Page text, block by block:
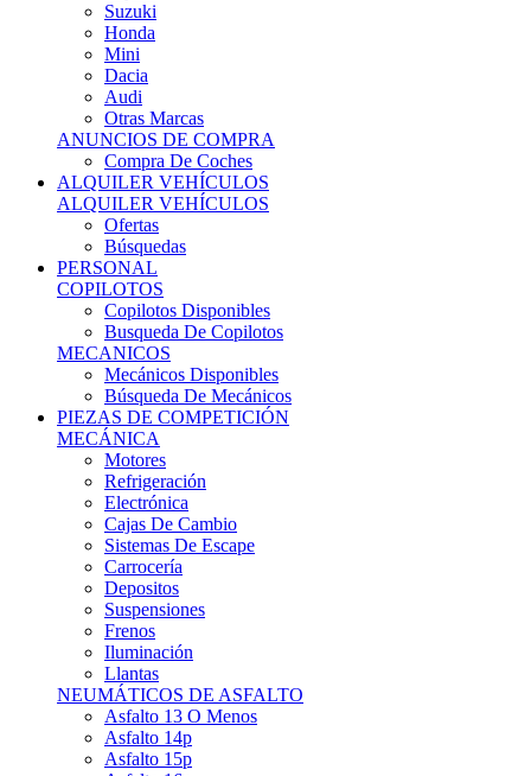
Mini
Dacia
Audi
Otras Marcas
ANUNCIOS DE COMPRA
Compra De Coches
ALQUILER VEHÍCULOS
ALQUILER VEHÍCULOS
Ofertas
Búsquedas
PERSONAL
COPILOTOS
Copilotos Disponibles
Busqueda De Copilotos
MECANICOS
Mecánicos Disponibles
Búsqueda De Mecánicos
PIEZAS DE COMPETICIÓN
MECÁNICA
Motores
Refrigeración
Electrónica
Cajas De Cambio
Sistemas De Escape
Carrocería
Depositos
Suspensiones
Frenos
Iluminación
Llantas
NEUMÁTICOS DE ASFALTO
Asfalto 13 O Menos
Asfalto 14p
Asfalto 15p
Asfalto 16p
Asfalto 17p